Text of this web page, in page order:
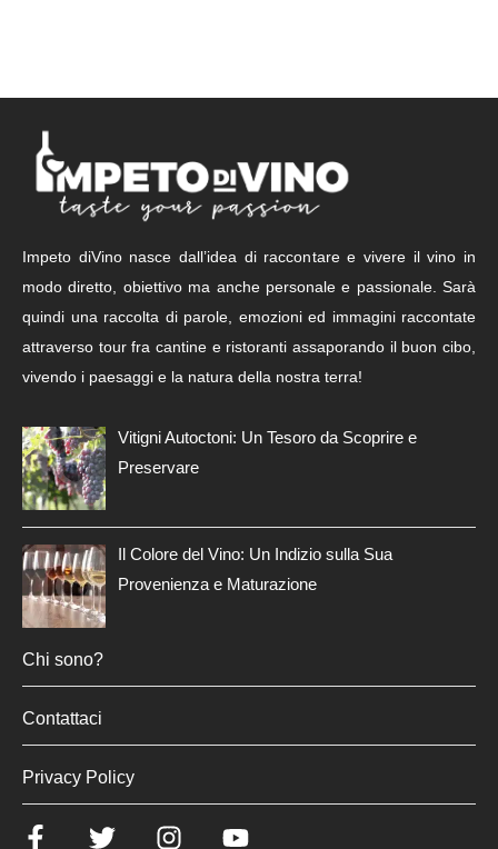
Impeto diVino nasce dall’idea di raccontare e vivere il vino in
modo diretto, obiettivo ma anche personale e passionale. Sarà
quindi una raccolta di parole, emozioni ed immagini raccontate
attraverso tour fra cantine e ristoranti assaporando il buon cibo,
vivendo i paesaggi e la natura della nostra terra!
Vitigni Autoctoni: Un Tesoro da Scoprire e
Preservare
Il Colore del Vino: Un Indizio sulla Sua
Provenienza e Maturazione
Chi sono?
Contattaci
Privacy Policy